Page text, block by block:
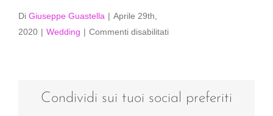
Di Giuseppe Guastella | Aprile 29th,
2020 | Wedding | Commenti disabilitatisu
o
Condividi sui tuoi social preferiti